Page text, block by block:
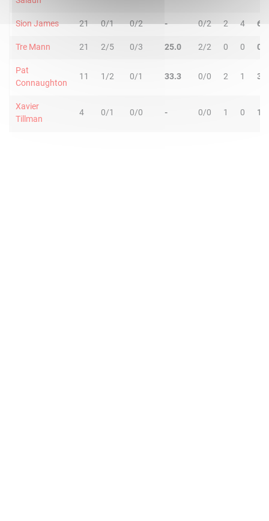
Sion James 21 0/1 0/2 - 0/2 2 4 6
Tre Mann 21 2/5 0/3 25.0 2/2 0 0 0
Pat
Connaughton
11 1/2 0/1 33.3 0/0 2 1 3
Xavier
Tillman
4 0/1 0/0 - 0/0 1 0 1